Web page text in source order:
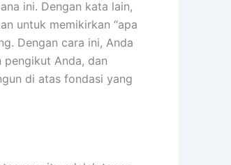
ini. Dengan kata lain,
untuk memikirkan “apa
Dengan cara ini, Anda
Anda, dan
di atas fondasi yang